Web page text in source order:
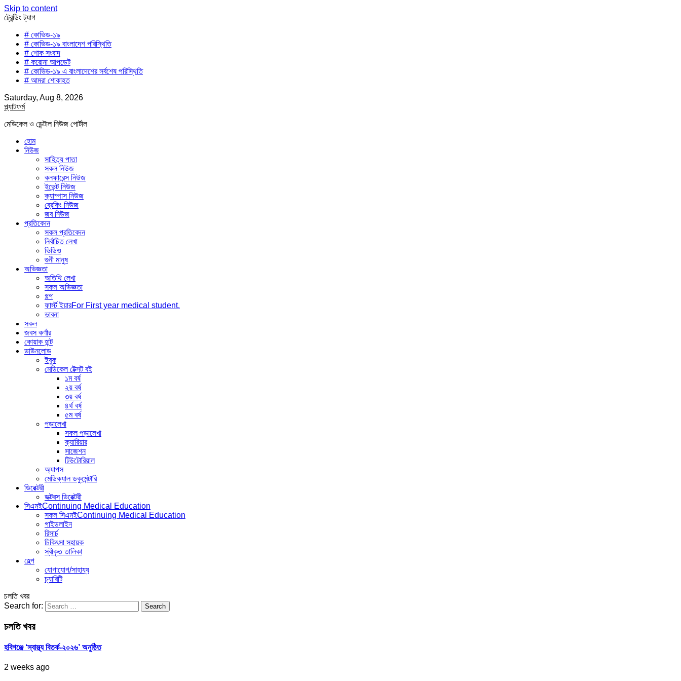
Skip to content
ট্রেন্ডিং ট্যাগ
# কোভিড-১৯
# কোভিড-১৯ বাংলাদেশ পরিস্থিতি
# শোক সংবাদ
# করোনা আপডেট
# কোভিড-১৯ এ বাংলাদেশের সর্বশেষ পরিস্থিতি
# আমরা শোকাহত
Saturday, Aug 8, 2026
প্ল্যাটফর্ম
মেডিকেল ও ডেন্টাল নিউজ পোর্টাল
হোম
নিউজ
সাহিত্য পাতা
সকল নিউজ
কনফারেন্স নিউজ
ইভেন্ট নিউজ
ক্যাম্পাস নিউজ
ব্রেকিং নিউজ
জব নিউজ
প্রতিবেদন
সকল প্রতিবেদন
নির্বাচিত লেখা
ভিডিও
গুনী মানুষ
অভিজ্ঞতা
অতিথি লেখা
সকল অভিজ্ঞতা
গল্প
ফার্স্ট ইয়ারFor First year medical student.
ভাবনা
সকল
জবস কর্ণার
কোয়াক হান্ট
ডাউনলোড
ইবুক
মেডিকেল টেক্সট বই
১ম বর্ষ
২য় বর্ষ
৩য় বর্ষ
৪র্থ বর্ষ
৫ম বর্ষ
পড়ালেখা
সকল পড়ালেখা
ক্যারিয়ার
সাজেশন
টিউটোরিয়াল
অ্যাপস
মেডিক্যাল ডকুমেন্টারি
ডিরেক্টরী
ডক্টরস ডিরেক্টরী
সিএমইContinuing Medical Education
সকল সিএমইContinuing Medical Education
গাইডলাইন
রিসার্চ
চিকিৎসা সহায়ক
স্বীকৃত তালিকা
হেল্প
যোগাযোগ/সাহায্য
চ্যারিটি
চলতি খবর
Search for:
চলতি খবর
হবিগঞ্জে ‘স্বাস্থ্য বিতর্ক-২০২৬’ অনুষ্ঠিত
2 weeks ago